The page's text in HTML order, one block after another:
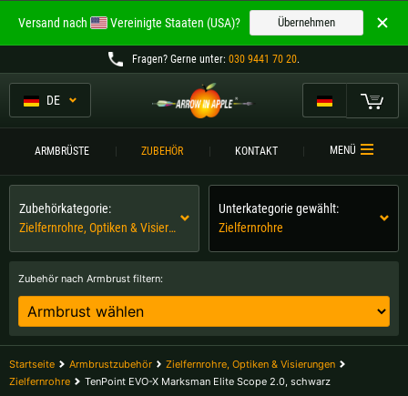
DE
ARMBRÜSTE ZUBEHÖR KONTAKT MENÜ
Zubehör nach Armbrust filtern:
Zubehörkategorie:
Zielfernrohre, Optiken & Visierungen
Unterkategorie gewählt:
Zielfernrohre
Startseite Armbrustzubehör
Zielfernrohre, Optiken & Visierungen
Zielfernrohre
TenPoint EVO-X Marksman Elite Scope 2.0, schwarz
Willkommen bei
ARROW IN APPLE
Die besten Armbrüste.
Bitte wählen Sie Ihre Sprache aus:
Englisch Deutsch (DE)
Deutsch (AT) Deutsch (CH)
Bitte wählen Sie Ihre Versandregion:
Belgien |€ Bulgarien |лв
Deutschland |€ Estland |€
Versand nach Vereinigte Staaten (USA)? Übernehmen
Fragen? Gerne unter: 030 9441 70 20.
Die besten Armbrüste.
Mein Warenkorb
ARMBRÜSTE
ARMBRUSTVERGLEICH
ZUBEHÖR
SERVICE
KONTAKT